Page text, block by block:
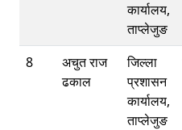
कार्यालय,
ताप्लेजुङ
8
अचुत राज
ढकाल
जिल्ला
प्रशासन
कार्यालय,
ताप्लेजुङ